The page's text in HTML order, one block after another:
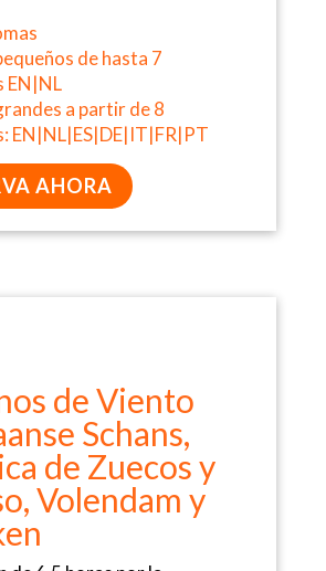
de hasta 7
EN|NL
a partir de 8
EN|NL|ES|DE|IT|FR|PT
AHORA
de Viento
Schans,
de Zuecos y
Volendam y